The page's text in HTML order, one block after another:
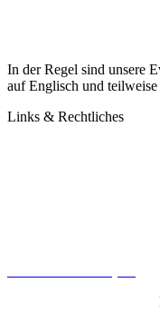
In der Regel sind unsere
auf Englisch und
Links & Rechtliches